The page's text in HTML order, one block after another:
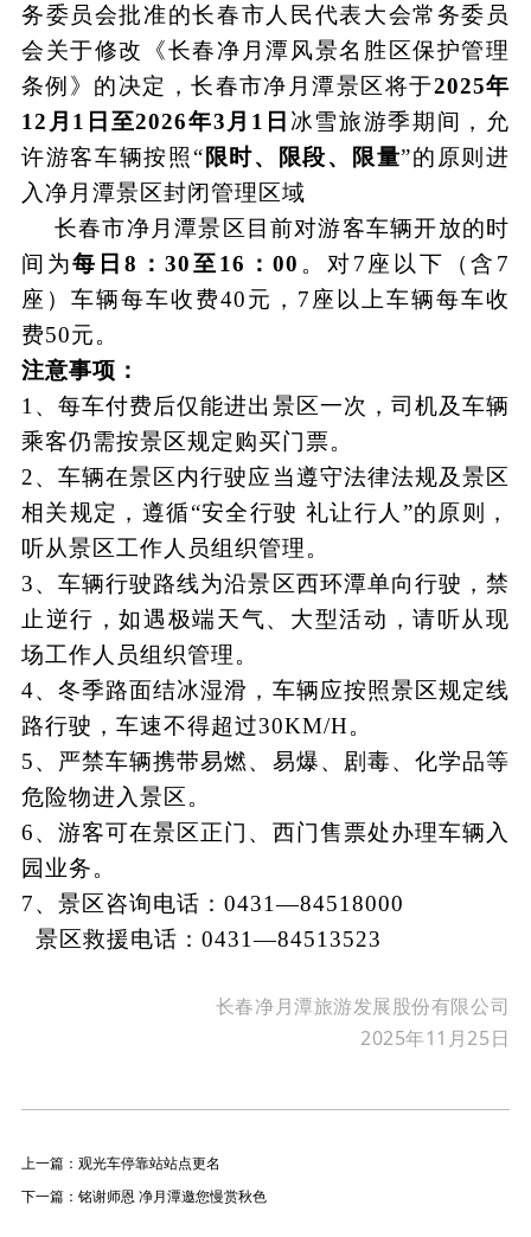
务委员会批准的长春市人民代表大会常务委员
会关于修改《长春净月潭风景名胜区保护管理
条例》的决定，长春市净月潭景区将于2025年
12月1日至2026年3月1日 冰雪旅游季期间，允
许游客车辆按照 “ 限时、限段、限量”的原则进
入净月潭景区封闭管理区域
长春市净月潭景区目前对游客车辆开放的时
间为每日 8：30至16：00 。对7座以下（含7
座）车辆每车收费40元，7座以上车辆每车收
费50元。
注意事项：
1、每车付费后仅能进出景区一次，司机及车辆
乘客仍需按景区规定购买门票。
2、车辆在景区内行驶应当遵守法律法规及景区
相关规定，遵循“安全行驶 礼让行人”的原则，
听从景区工作人员组织管理。
3、车辆行驶路线为沿景区西环潭单向行驶，禁
止逆行，如遇极端天气、大型活动，请听从现
场工作人员组织管理。
4、冬季路面结冰湿滑，车辆应按照景区规定线
路行驶，车速不得超过30KM/H。
5、严禁车辆携带易燃、易爆、剧毒、化学品等
危险物进入景区。
6、游客可在景区正门、西门售票处办理车辆入
园业务。
7、景区咨询电话：0431—84518000
景区救援电话：0431—84513523
长春净月潭旅游发展股份有限公司
2025年11月25日
上一篇：观光车停靠站站点更名
下一篇：铭谢师恩 净月潭邀您慢赏秋色